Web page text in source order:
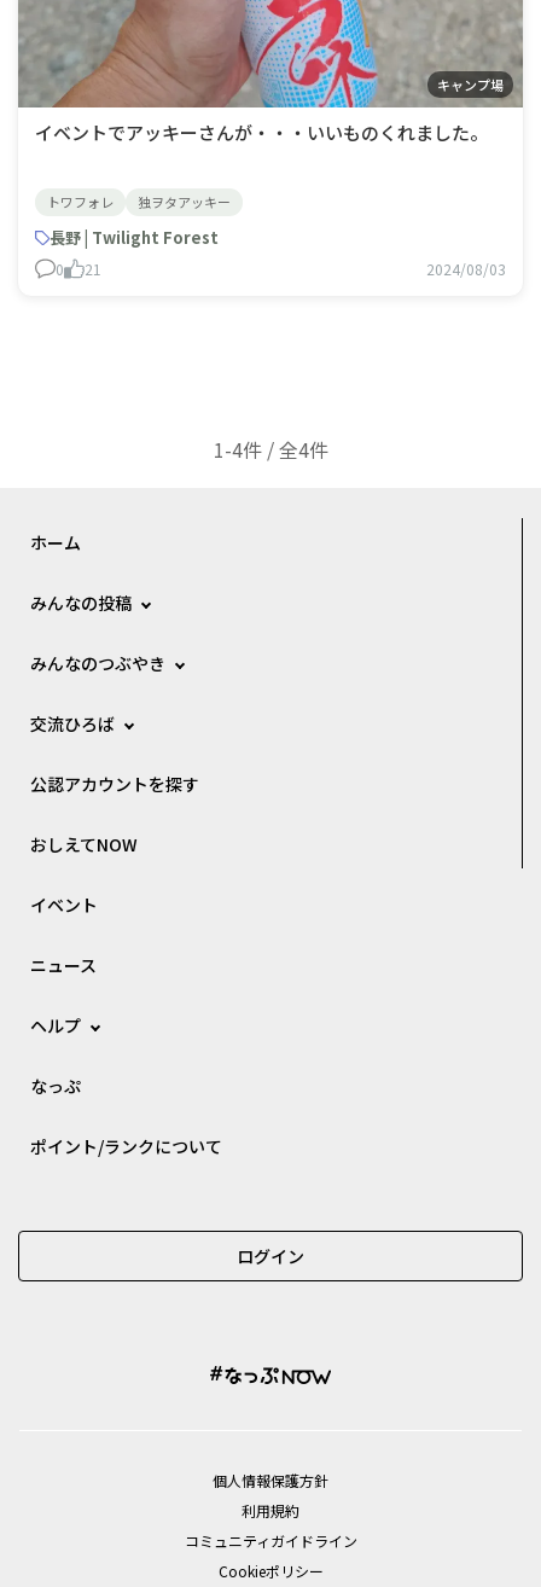
キャンプ場
イベントでアッキーさんが・・・いいものくれました。
トワフォレ 独ヲタアッキー
長野 | Twilight Forest
0 21 2024/08/03
1-4件 / 全4件
ホーム
みんなの投稿
みんなのつぶやき
交流ひろば
公認アカウントを探す
おしえてNOW
イベント
ニュース
ヘルプ
なっぷ
ポイント/ランクについて
ログイン
個⼈情報保護⽅針
利用規約
コミュニティガイドライン
Cookieポリシー